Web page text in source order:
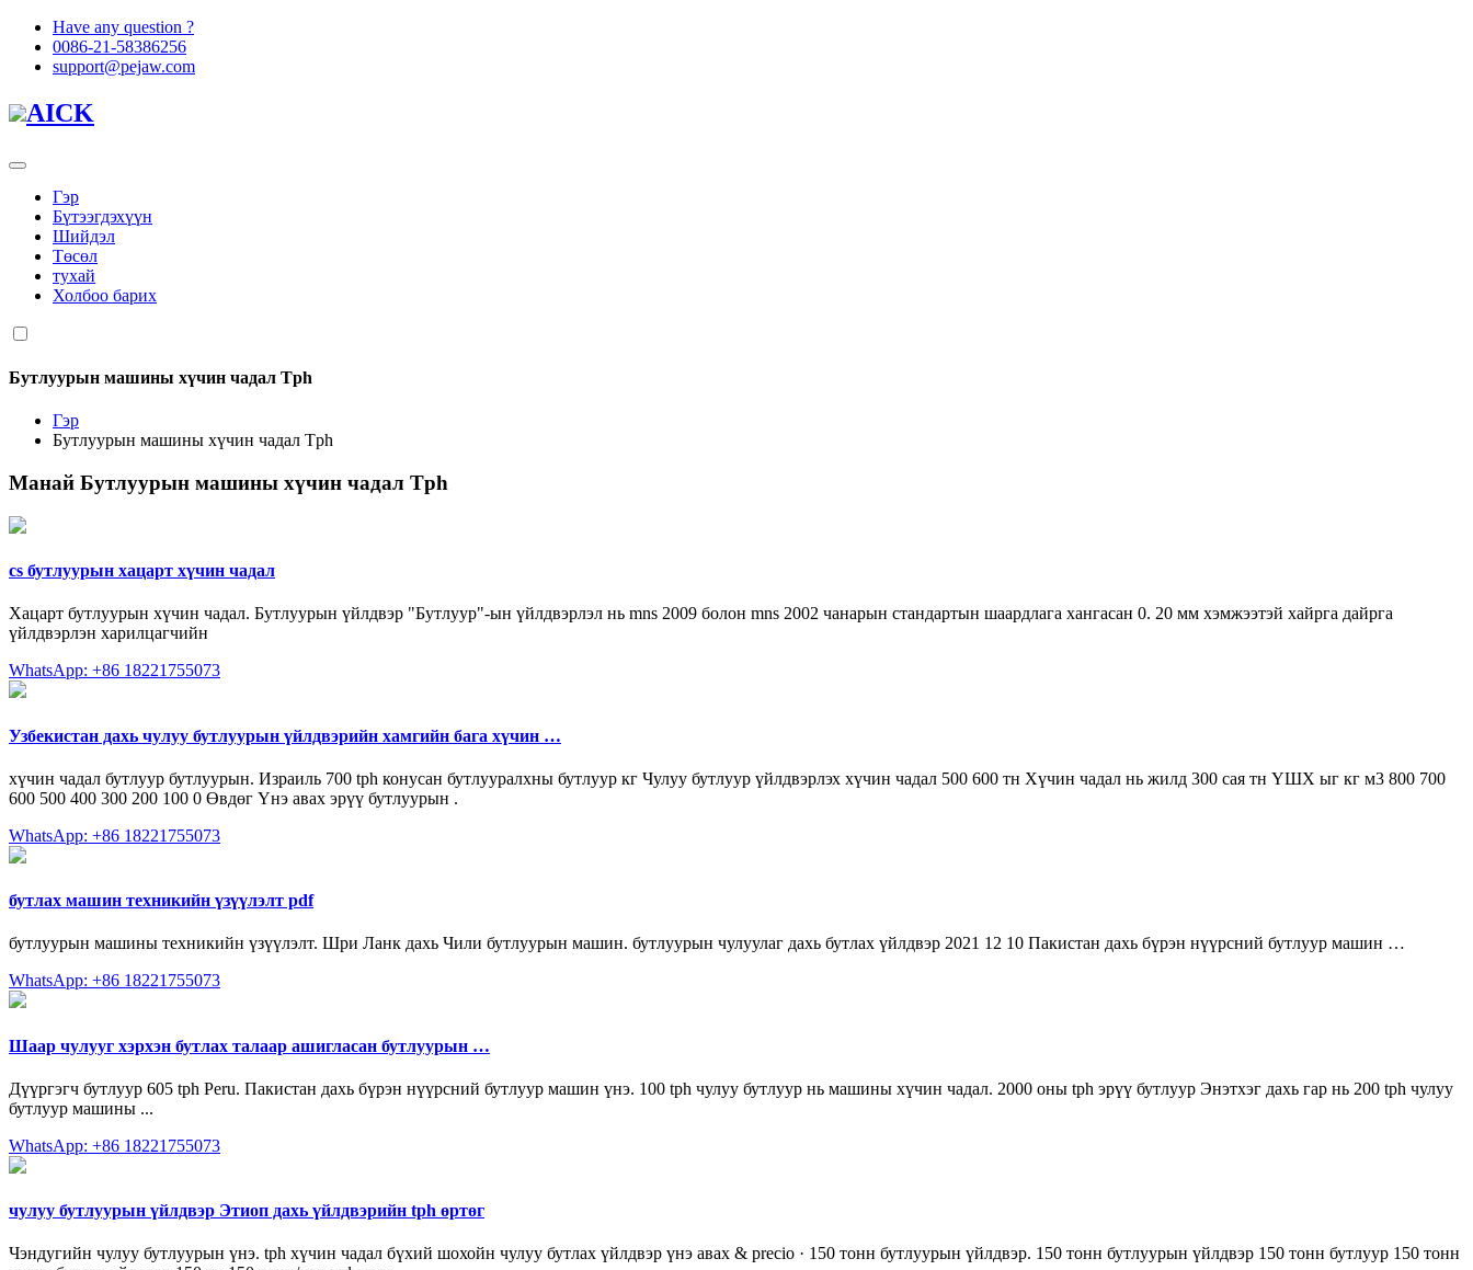
Have any question ?
0086-21-58386256
support@pejaw.com
AICK
Гэр
Бүтээгдэхүүн
Шийдэл
Төсөл
тухай
Холбоо барих
Бутлуурын машины хүчин чадал Tph
Гэр
Бутлуурын машины хүчин чадал Tph
Манай Бутлуурын машины хүчин чадал Tph
cs бутлуурын хацарт хүчин чадал
Хацарт бутлуурын хүчин чадал. Бутлуурын үйлдвэр "Бутлуур"-ын үйлдвэрлэл нь mns 2009 болон mns 2002 чанарын стандартын шаардлага хангасан 0. 20 мм хэмжээтэй хайрга дайрга
үйлдвэрлэн харилцагчийн
WhatsApp: +86 18221755073
Узбекистан дахь чулуу бутлуурын үйлдвэрийн хамгийн бага хүчин …
хүчин чадал бутлуур бутлуурын. Израиль 700 tph конусан бутлууралхны бутлуур кг Чулуу бутлуур үйлдвэрлэх хүчин чадал 500 600 тн Хүчин чадал нь жилд 300 сая тн ҮШХ ыг кг м3 800 700
600 500 400 300 200 100 0 Өвдөг Үнэ авах эрүү бутлуурын .
WhatsApp: +86 18221755073
бутлах машин техникийн үзүүлэлт pdf
бутлуурын машины техникийн үзүүлэлт. Шри Ланк дахь Чили бутлуурын машин. бутлуурын чулуулаг дахь бутлах үйлдвэр 2021 12 10 Пакистан дахь бүрэн нүүрсний бутлуур машин …
WhatsApp: +86 18221755073
Шаар чулууг хэрхэн бутлах талаар ашигласан бутлуурын …
Дүүргэгч бутлуур 605 tph Peru. Пакистан дахь бүрэн нүүрсний бутлуур машин үнэ. 100 tph чулуу бутлуур нь машины хүчин чадал. 2000 оны tph эрүү бутлуур Энэтхэг дахь гар нь 200 tph чулуу
бутлуур машины ...
WhatsApp: +86 18221755073
чулуу бутлуурын үйлдвэр Этиоп дахь үйлдвэрийн tph өртөг
Чэндугийн чулуу бутлуурын үнэ. tph хүчин чадал бүхий шохойн чулуу бутлах үйлдвэр үнэ авах & precio · 150 тонн бутлуурын үйлдвэр. 150 тонн бутлуурын үйлдвэр 150 тонн бутлуур 150 тонн